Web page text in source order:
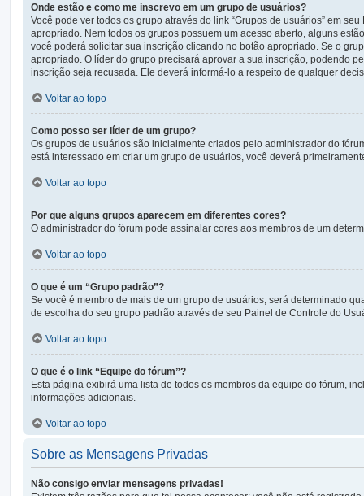
Onde estão e como me inscrevo em um grupo de usuários?
Você pode ver todos os grupo através do link “Grupos de usuários” em
apropriado. Nem todos os grupos possuem um acesso aberto, alguns
você poderá solicitar sua inscrição clicando no botão apropriado. Se o
apropriado. O líder do grupo precisará aprovar a sua inscrição, podendo
inscrição seja recusada. Ele deverá informá-lo a respeito de qualquer
Voltar ao topo
Como posso ser líder de um grupo?
Os grupos de usuários são inicialmente criados pelo administrador do
está interessado em criar um grupo de usuários, você deverá
Voltar ao topo
Por que alguns grupos aparecem em diferentes cores?
O administrador do fórum pode assinalar cores aos membros de um
Voltar ao topo
O que é um “Grupo padrão”?
Se você é membro de mais de um grupo de usuários, será determinado
de escolha do seu grupo padrão através de seu Painel de Controle do
Voltar ao topo
O que é o link “Equipe do fórum”?
Esta página exibirá uma lista de todos os membros da equipe do fórum,
informações adicionais.
Voltar ao topo
Sobre as Mensagens Privadas
Não consigo enviar mensagens privadas!